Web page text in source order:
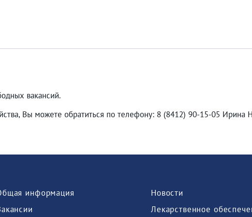
вакансий.
Вы можете обратиться по телефону: 8 (8412) 90-15-05 Ирина
информация
Новости
Лекарственное